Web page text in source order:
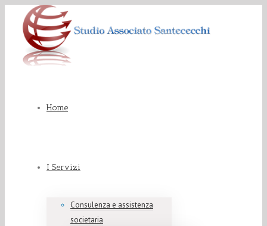
Home
I Servizi
Consulenza e assistenza
societaria